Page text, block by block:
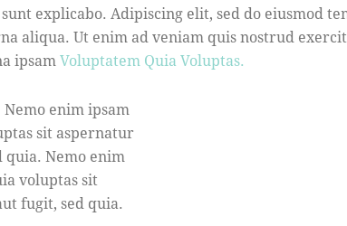
explicabo. Adipiscing elit, sed do eiusmod
aliqua. Ut enim ad veniam quis nostrud
ipsam Voluptatem Quia Voluptas.
enim ipsam
sit aspernatur
quia. Nemo enim
voluptas sit
fugit, sed quia.